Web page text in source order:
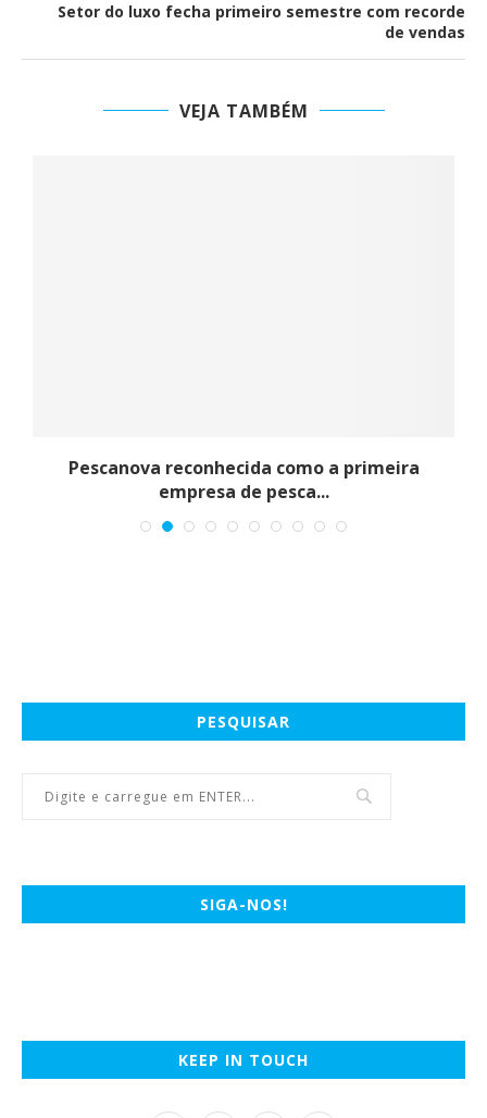
Setor do luxo fecha primeiro semestre com recorde
de vendas
VEJA TAMBÉM
Pescanova reconhecida como a primeira
empresa de pesca...
PESQUISAR
SIGA-NOS!
KEEP IN TOUCH